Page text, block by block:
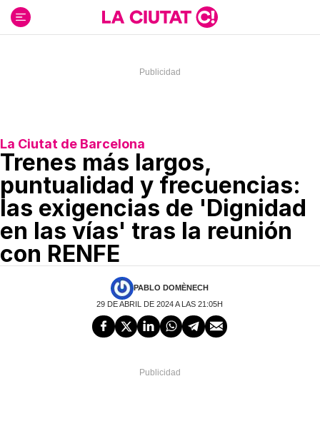
contenido
La Ciutat de Barcelona
Trenes más largos,
puntualidad y frecuencias:
las exigencias de 'Dignidad
en las vías' tras la reunión
con RENFE
PABLO DOMÈNECH
29 DE ABRIL DE 2024 A LAS 21:05H